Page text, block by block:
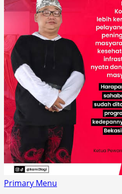
Primary Menu